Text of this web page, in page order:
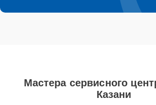
Мастера сервисного
Казани